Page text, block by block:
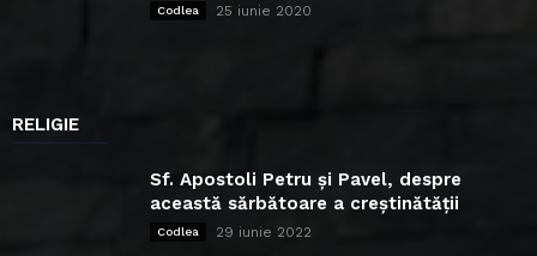
Codlea 25 iunie 2020
RELIGIE
Sf. Apostoli Petru și Pavel, despre
această sărbătoare a creștinătății
Codlea 29 iunie 2022